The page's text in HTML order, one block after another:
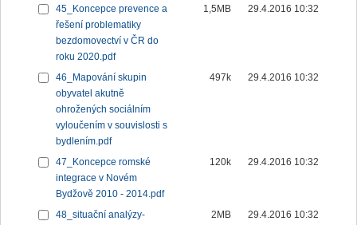
45_Koncepce prevence a
řešení problematiky
bezdomovectví v ČR do
roku 2020.pdf
1,5MB 29.4.2016 10:32
46_Mapování skupin
obyvatel akutně
ohrožených sociálním
vyloučením v souvislosti s
bydlením.pdf
497k 29.4.2016 10:32
47_Koncepce romské
integrace v Novém
Bydžově 2010 - 2014.pdf
120k 29.4.2016 10:32
48_situační analýzy-
2MB 29.4.2016 10:32